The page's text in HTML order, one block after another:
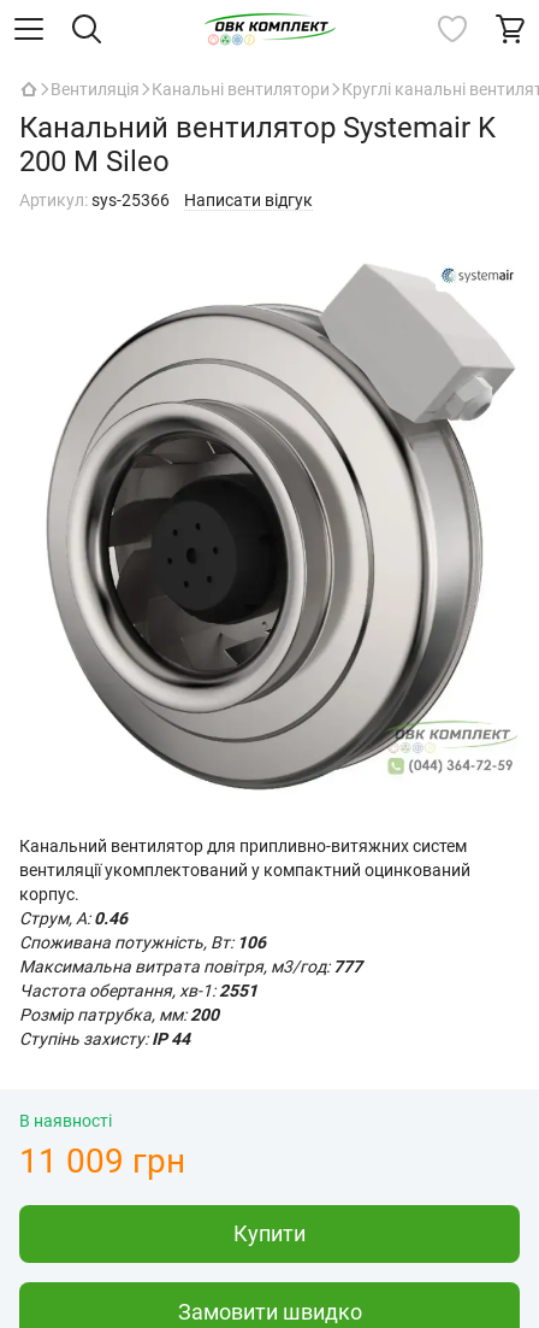
Вентиляція Канальні вентилятори Круглі канальні
Канальний вентилятор Systemair K
200 M Sileo
Артикул:sys-25366 Написати відгук
Канальний вентилятор для припливно-витяжних систем
вентиляції укомплектований у компактний оцинкований
корпус.
Струм, А:0.46
Споживана потужність, Вт: 106
Максимальна витрата повітря, м3/год: 777
Частота обертання, хв-1:2551
Розмір патрубка, мм:200
Ступінь захисту:IP 44
В наявності
11 009 грн
Купити
Замовити швидко